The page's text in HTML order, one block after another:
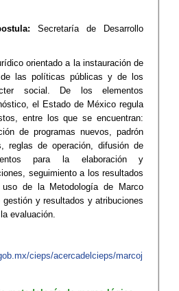
Secretaría de Desarrollo
orientado a la instauración de
las políticas públicas y de los
social. De los elementos
el Estado de México regula
entre los que se encuentran:
de programas nuevos, padrón
reglas de operación, difusión de
para la elaboración y
seguimiento a los resultados
de la Metodología de Marco
gestión y resultados y atribuciones
evaluación.
cieps/acercadelcieps/marcoj